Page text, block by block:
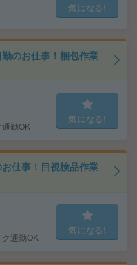
気になる!
のお仕事！梱包作業
勤OK
気になる!
仕事！目視検品作業
通勤OK
気になる!